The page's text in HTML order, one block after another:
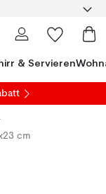
& Servieren
cm